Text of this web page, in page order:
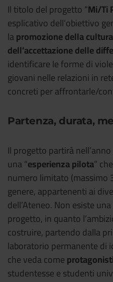
Il titolo del progetto “Mi/Ti
esplicativo dell’obiettivo
lapromozione della
dell’accettazione delle
identificare le forme di
giovani nelle relazioni in
concreti per affrontarle/
Partenza, durata,
Il progetto partirà
una “esperienza pilota”
numero limitato (massimo
genere, appartenenti ai
dell’Ateneo. Non esiste
progetto, in quanto
costruire, partendo dalla
laboratorio permanente di
che veda comeprotagonisti
studentesse e studenti